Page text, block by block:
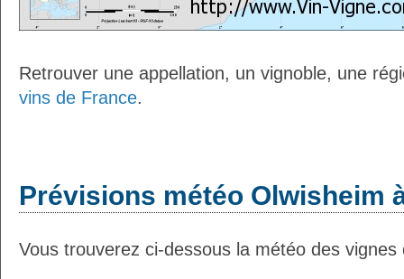
Retrouver une appellation, un vignoble, une
vins de France.
Prévisions météo Olwisheim
Vous trouverez ci-dessous la météo des